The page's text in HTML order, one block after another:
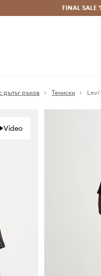
Безплатни доставка и връщане
FINAL
дълъг ръкав Тениски
Video